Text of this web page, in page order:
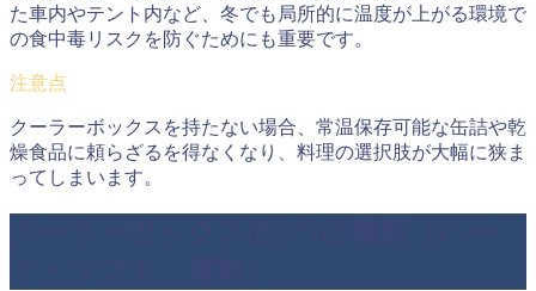
た車内やテント内など、冬でも局所的に温度が上がる環境で
の食中毒リスクを防ぐためにも重要です。
クーラーボックスを持たない場合、常温保存可能な缶詰や乾
燥食品に頼らざるを得なくなり、料理の選択肢が大幅に狭ま
ってしまいます。